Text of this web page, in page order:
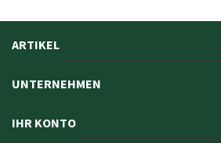
ARTIKEL
UNTERNEHMEN
IHR KONTO